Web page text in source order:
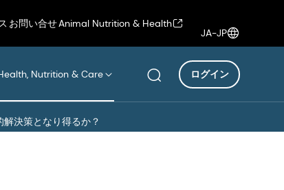
お問い合せAnimal Nutrition & Health
JA-JP
Nutrition & Care ログイン
決策となり得るか？